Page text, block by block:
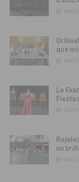
16/
que
14/
La
12/
un
06/